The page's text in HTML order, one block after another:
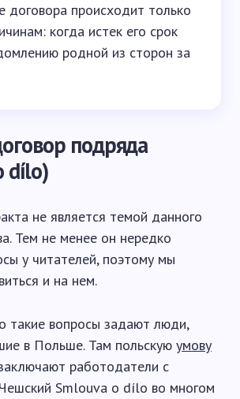
договора происходит только
когда истек его срок
родной из сторон за
подряда
dílo)
не является темой данного
Тем не менее он нередко
у читателей, поэтому мы
и на нем.
такие вопросы задают люди,
в Польше. Там польскую умову
работодатели с
Smlouva o dílo во многом